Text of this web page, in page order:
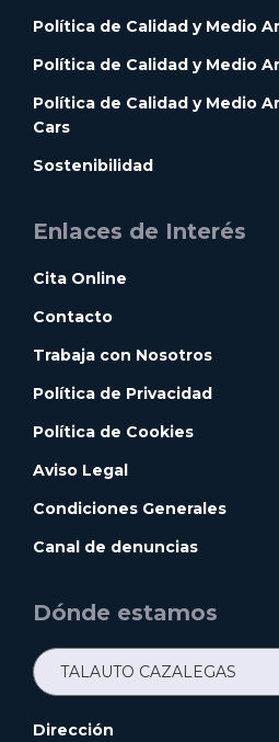
Política de Calidad y Medio
Política de Calidad y Medio
Política de Calidad y Medio
Cars
Sostenibilidad
Enlaces de Interés
Cita Online
Contacto
Trabaja con Nosotros
Política de Privacidad
Política de Cookies
Aviso Legal
Condiciones Generales
Canal de denuncias
Dónde estamos
Dirección